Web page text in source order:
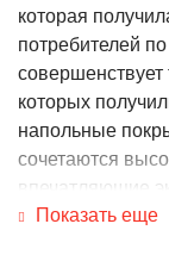
которая
потребителей
совершенствует
которых
напольные
сочетаются
впечатляющие
Показать еще